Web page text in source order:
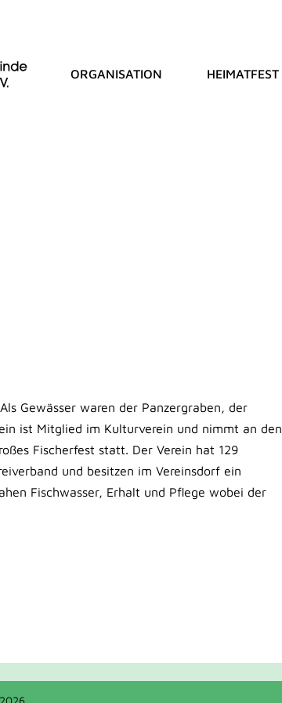
ORGANISATION HEIMATFEST
Gewässer waren der Panzergraben, der
ist Mitglied im Kulturverein und nimmt an den
Fischerfest statt. Der Verein hat 129
und besitzen im Vereinsdorf ein
Fischwasser, Erhalt und Pflege wobei der